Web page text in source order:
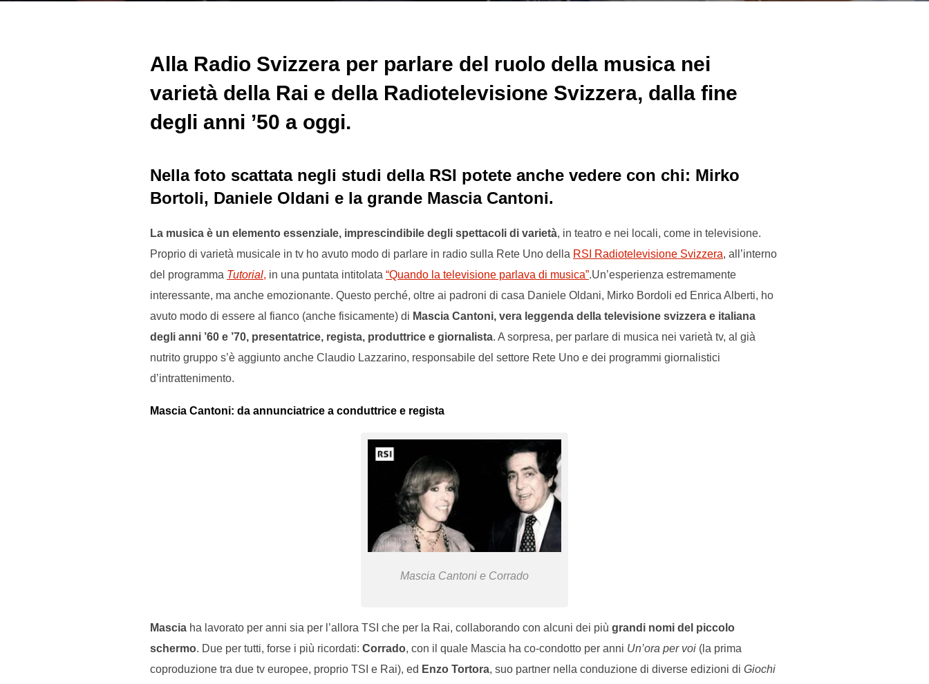
Alla Radio Svizzera per parlare del ruolo della musica nei
varietà della Rai e della Radiotelevisione Svizzera, dalla fine
degli anni ’50 a oggi.
Nella foto scattata negli studi della RSI potete anche vedere con chi: Mirko
Bortoli, Daniele Oldani e la grande Mascia Cantoni.
La musica è un elemento essenziale, imprescindibile degli spettacoli di varietà, in teatro e nei locali, come in televisione.
Proprio di varietà musicale in tv ho avuto modo di parlare in radio sulla Rete Uno della RSI Radiotelevisione Svizzera, all’interno
del programma Tutorial, in una puntata intitolata “Quando la televisione parlava di musica”.Un’esperienza estremamente
interessante, ma anche emozionante. Questo perché, oltre ai padroni di casa Daniele Oldani, Mirko Bordoli ed Enrica Alberti, ho
avuto modo di essere al fianco (anche fisicamente) di Mascia Cantoni, vera leggenda della televisione svizzera e italiana
degli anni ’60 e ’70, presentatrice, regista, produttrice e giornalista. A sorpresa, per parlare di musica nei varietà tv, al già
nutrito gruppo s’è aggiunto anche Claudio Lazzarino, responsabile del settore Rete Uno e dei programmi giornalistici
d’intrattenimento.
Mascia Cantoni: da annunciatrice a conduttrice e regista
Mascia Cantoni e Corrado
Mascia ha lavorato per anni sia per l’allora TSI che per la Rai, collaborando con alcuni dei più grandi nomi del piccolo
schermo. Due per tutti, forse i più ricordati: Corrado, con il quale Mascia ha co-condotto per anni Un’ora per voi (la prima
coproduzione tra due tv europee, proprio TSI e Rai), ed Enzo Tortora, suo partner nella conduzione di diverse edizioni di Giochi